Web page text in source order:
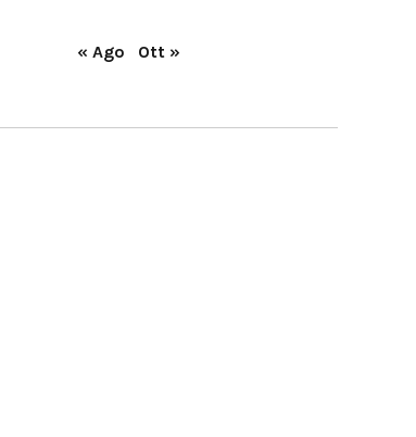
« Ago Ott »